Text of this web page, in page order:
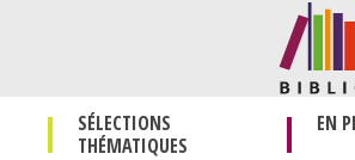
SÉLECTIONS
THÉMATIQUES
EN